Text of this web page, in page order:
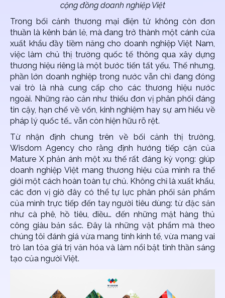
cộng đồng doanh nghiệp Việt
Trong bối cảnh thương mại điện tử không còn đơn
thuần là kênh bán lẻ, mà đang trở thành một cánh cửa
xuất khẩu đầy tiềm năng cho doanh nghiệp Việt Nam,
việc làm chủ thị trường quốc tế thông qua xây dựng
thương hiệu riêng là một bước tiến tất yếu. Thế nhưng,
phần lớn doanh nghiệp trong nước vẫn chỉ đang đóng
vai trò là nhà cung cấp cho các thương hiệu nước
ngoài. Những rào cản như thiếu đơn vị phân phối đáng
tin cậy, hạn chế về vốn, kinh nghiệm hay sự am hiểu về
pháp lý quốc tế… vẫn còn hiện hữu rõ rệt.
Từ nhận định chung trên về bối cảnh thị trường,
Wisdom Agency cho rằng định hướng tiếp cận của
Mature X phản ánh một xu thế rất đáng kỳ vọng: giúp
doanh nghiệp Việt mang thương hiệu của mình ra thế
giới một cách hoàn toàn tự chủ. Không chỉ là xuất khẩu,
các đơn vị giờ đây có thể tự lực phân phối sản phẩm
của mình trực tiếp đến tay người tiêu dùng: từ đặc sản
như cà phê, hồ tiêu, điều… đến những mặt hàng thủ
công giàu bản sắc. Đây là những vật phẩm mà theo
chúng tôi đánh giá vừa mang tính kinh tế, vừa mang vai
trò lan tỏa giá trị văn hóa và làm nổi bật tinh thần sáng
tạo của người Việt.